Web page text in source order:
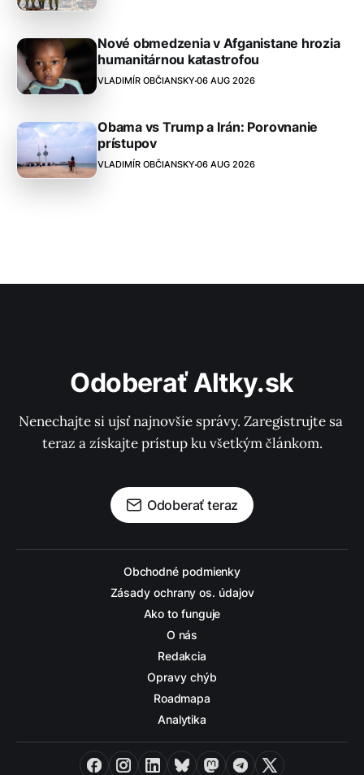
Nové obmedzenia v Afganistane hrozia
humanitárnou katastrofou
VLADIMÍR OBČIANSKY 06 AUG 2026
Obama vs Trump a Irán: Porovnanie
prístupov
VLADIMÍR OBČIANSKY 06 AUG 2026
Odoberať Altky.sk
Nenechajte si ujsť najnovšie správy. Zaregistrujte sa
teraz a získajte prístup ku všetkým článkom.
Odoberať teraz
Obchodné podmienky
Zásady ochrany os. údajov
Ako to funguje
O nás
Redakcia
Opravy chýb
Roadmapa
Analytika